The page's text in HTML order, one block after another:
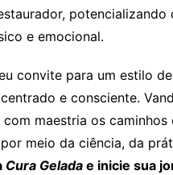
potencializando
e emocional.
convite para um estilo
e consciente.
maestria os caminhos
meio da ciência, da
Cura Geladae inicie sua